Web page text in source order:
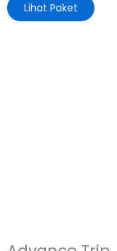
Lihat Paket